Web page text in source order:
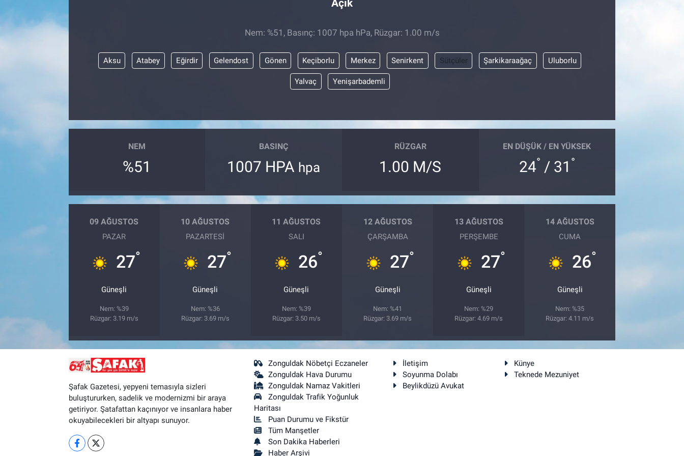
Açık
Nem: %51, Basınç: 1007 hpa hPa, Rüzgar: 1.00 m/s
Aksu Atabey Eğirdir Gelendost Gönen Keçiborlu Merkez Senirkent Sütçüler Şarkikaraağaç Uluborlu
Yalvaç Yenişarbademli
NEM
%51
BASINÇ
1007 HPA hpa
RÜZGAR
1.00 M/S
EN DÜŞÜK / EN YÜKSEK
24° / 31 °
09 AĞUSTOS
PAZAR
27°
Güneşli
Nem: %39
Rüzgar: 3.19 m/s
10 AĞUSTOS
PAZARTESI
27°
Güneşli
Nem: %36
Rüzgar: 3.69 m/s
11 AĞUSTOS
SALI
26°
Güneşli
Nem: %39
Rüzgar: 3.50 m/s
12 AĞUSTOS
ÇARŞAMBA
27°
Güneşli
Nem: %41
Rüzgar: 3.69 m/s
13 AĞUSTOS
PERŞEMBE
27°
Güneşli
Nem: %29
Rüzgar: 4.69 m/s
14 AĞUSTOS
CUMA
26°
Güneşli
Nem: %35
Rüzgar: 4.11 m/s
Şafak Gazetesi, yepyeni temasıyla sizleri
buluştururken, sadelik ve modernizmi bir araya
getiriyor. Şatafattan kaçınıyor ve insanlara haber
okuyabilecekleri bir altyapı sunuyor.
Zonguldak Nöbetçi Eczaneler
Zonguldak Hava Durumu
Zonguldak Namaz Vakitleri
Zonguldak Trafik Yoğunluk
Haritası
Puan Durumu ve Fikstür
Tüm Manşetler
Son Dakika Haberleri
Haber Arşivi
İletişim
Künye
Soyunma Dolabı
Teknede Mezuniyet
Beylikdüzü Avukat